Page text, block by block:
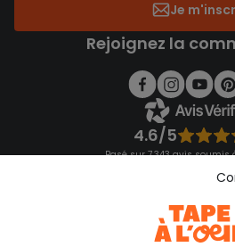
Je
Rejoignez la
4.6/5
Basé sur 7 343 avis soumis
Consulter les